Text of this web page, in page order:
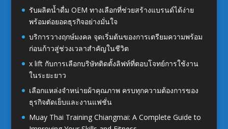
รับผลิตน้ำดื่ม OEM ทางเลือกที่ช่วยสร้างแบรนด์ได้ง่าย
พร้อมต่อยอดธุรกิจอย่างมั่นใจ
บริการวางฤกษ์มงคล จุดเริ่มต้นของการเตรียมความพร้อม
ก่อนก้าวสู่ช่วงเวลาสำคัญในชีวิต
x lift กับการเลือกบริษัทติดตั้งลิฟท์ที่ตอบโจทย์การใช้งาน
ในระยะยาว
เลือกแหล่งจำหน่ายผ้าคุณภาพ ครบทุกความต้องการของ
ธุรกิจตัดเย็บและงานแฟชั่น
Muay Thai Training Chiangmai: A Complete Guide to